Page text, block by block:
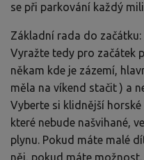
se při parkování každý
Základní rada do
Vyražte tedy pro začátek
někam kde je zázemí,
měla na víkend stačit ) a
Vyberte si klidnější
které nebude našvihané,
plynu. Pokud máte malé
něj, pokud máte